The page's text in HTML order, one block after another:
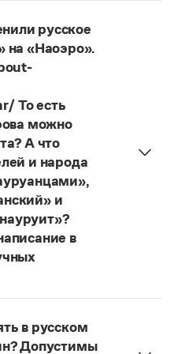
курс
слова
и пунктуации
русское
на «Наоэро».
То есть
можно
А что
и народа
и
в
официального
Науру, никуда из
в русском
Допустимы